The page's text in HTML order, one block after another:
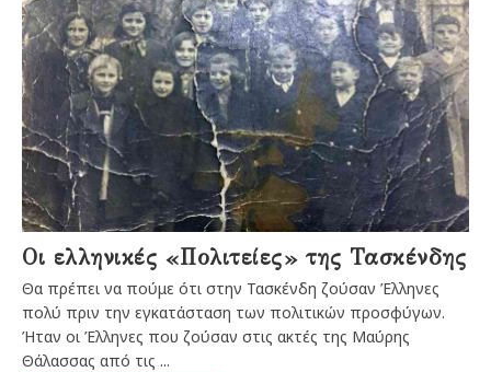
Οι ελληνικές «Πολιτείες» της Τασκένδης
Θα πρέπει να πούμε ότι στην Τασκένδη ζούσαν Έλληνες
πολύ πριν την εγκατάσταση των πολιτικών προσφύγων.
Ήταν οι Έλληνες που ζούσαν στις ακτές της Μαύρης
Θάλασσας από τις ...